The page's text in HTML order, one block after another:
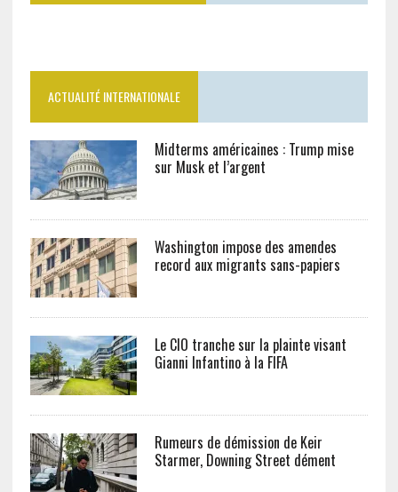
ACTUALITÉ INTERNATIONALE
Midterms américaines : Trump mise
sur Musk et l’argent
Washington impose des amendes
record aux migrants sans-papiers
Le CIO tranche sur la plainte visant
Gianni Infantino à la FIFA
Rumeurs de démission de Keir
Starmer, Downing Street dément